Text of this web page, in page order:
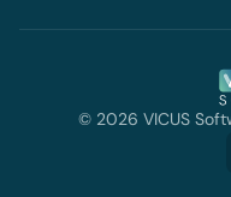
© 2026 VICUS